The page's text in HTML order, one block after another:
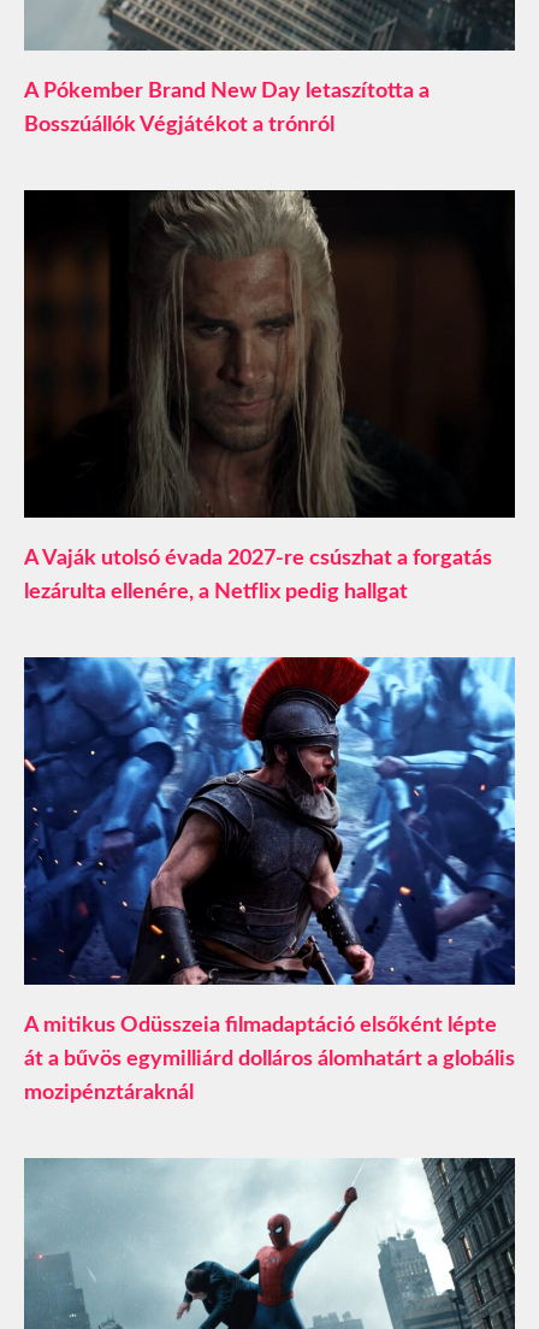
A Pókember Brand New Day letaszította a
Bosszúállók Végjátékot a trónról
A Vaják utolsó évada 2027-re csúszhat a forgatás
lezárulta ellenére, a Netflix pedig hallgat
A mitikus Odüsszeia filmadaptáció elsőként lépte
át a bűvös egymilliárd dolláros álomhatárt a globális
mozipénztáraknál